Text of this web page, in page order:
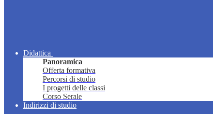
Didattica
Panoramica
Offerta formativa
Percorsi di studio
I progetti delle classi
Corso Serale
Indirizzi di studio